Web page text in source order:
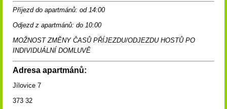
Příjezd do apartmánů: od 14:00
Odjezd z apartmánů: do 10:00
MOŽNOST ZMĚNY ČASŮ PŘÍJEZDU/ODJEZDU HOSTŮ PO
INDIVIDUÁLNÍ DOMLUVĚ
Adresa apartmánů:
Jílovice 7
373 32